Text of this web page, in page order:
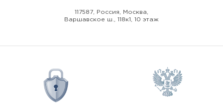
117587, Россия, Москва,
Варшавское ш., 118к1, 10 этаж